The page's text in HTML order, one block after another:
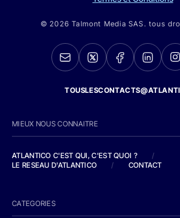
© 2026 Talmont Media SAS. tous
MIEUX NOUS CONNAITRE
ATLANTICO C'EST QUI, C'EST QUOI ?
/
LE RESEAU D'ATLANTICO
/ CONTACT
CATEGORIES